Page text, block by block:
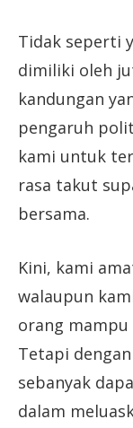
Tidak seperti
dimiliki oleh
kandungan
pengaruh
kami untuk
rasa takut
bersama.
Kini, kami
walaupun
orang
Tetapi
sebanyak
dalam